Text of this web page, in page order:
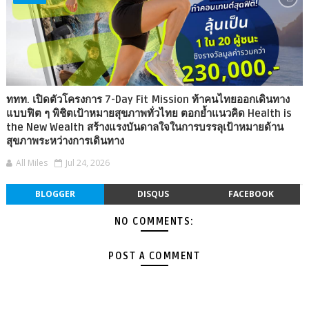
ททท. เปิดตัวโครงการ 7-Day Fit Mission ท้าคนไทยออกเดินทาง
แบบฟิต ๆ พิชิตเป้าหมายสุขภาพทั่วไทย ตอกย้ำแนวคิด Health is
the New Wealth สร้างแรงบันดาลใจในการบรรลุเป้าหมายด้าน
สุขภาพระหว่างการเดินทาง
All Miles Jul 24, 2026
BLOGGER DISQUS FACEBOOK
NO COMMENTS:
POST A COMMENT